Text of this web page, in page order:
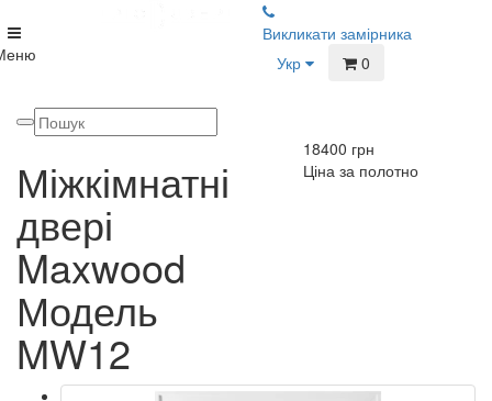
Викликати замірника
Укр
0
Міжкімнатні
двері
Maxwood
Модель
MW12
18400 грн
Ціна за полотно